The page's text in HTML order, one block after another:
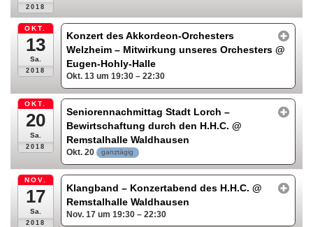
2018
OKT.
13
Sa.
2018
Konzert des Akkordeon-Orchesters
Welzheim – Mitwirkung unseres Orchesters@
Eugen-Hohly-Halle
Okt. 13 um 19:30 – 22:30
OKT.
20
Sa.
2018
Seniorennachmittag Stadt Lorch –
Bewirtschaftung durch den H.H.C.@
Remstalhalle Waldhausen
Okt. 20 ganztägig
NOV.
17
Sa.
2018
Klangband – Konzertabend des H.H.C.@
Remstalhalle Waldhausen
Nov. 17 um 19:30 – 22:30